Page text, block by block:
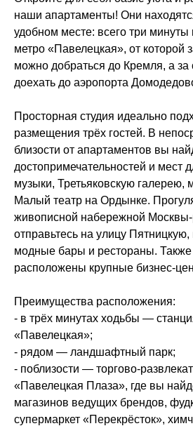
наши апартаменты! Они
удобном месте: всего три
метро «Павелецкая», от которой
можно добраться до Кремля, а
доехать до аэропорта
Просторная студия идеально
размещения трёх гостей. В
близости от апартаментов вы
достопримечательностей и мест
музыки, Третьяковскую галерею,
Малый театр на Ордынке.
живописной набережной Москвы-
отправьтесь на улицу Пятницкую,
модные бары и рестораны. Также
расположены крупные бизнес-
Преимущества расположения:
- в трёх минутах ходьбы —
«Павелецкая»;
- рядом — ландшафтный парк;
- поблизости — торгово-
«Павелецкая Плаза», где вы
магазинов ведущих брендов,
супермаркет «Перекрёсток»,